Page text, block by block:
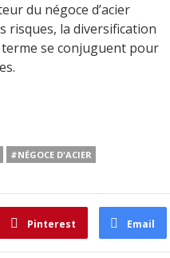
du négoce d’acier
risques, la diversification
se conjuguent pour
#NÉGOCE D'ACIER
Pinterest Email